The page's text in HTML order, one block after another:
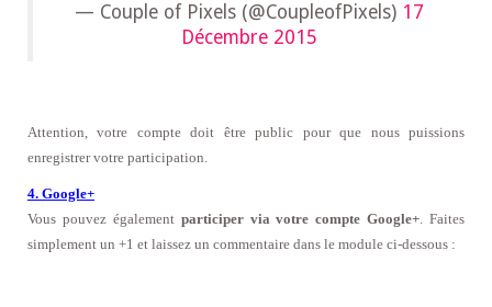
— Couple of Pixels (@CoupleofPixels) 17
Décembre 2015
Attention, votre compte doit être public pour que nous puissions
enregistrer votre participation.
4. Google+
Vous pouvez également participer via votre compte Google+. Faites
simplement un +1 et laissez un commentaire dans le module ci-dessous :